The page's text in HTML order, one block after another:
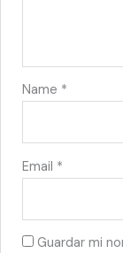
Name *
Email *
Guardar mi